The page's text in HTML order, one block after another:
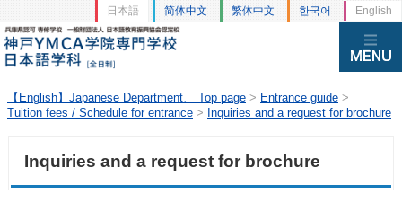
日本語 简体中文 繁体中文 한국어 English
【English】Japanese Department、 Top page > Entrance guide >
Tuition fees / Schedule for entrance > Inquiries and a request for brochure
Inquiries and a request for brochure